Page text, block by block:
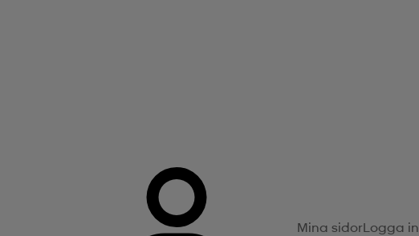
Mina sidorLogga in